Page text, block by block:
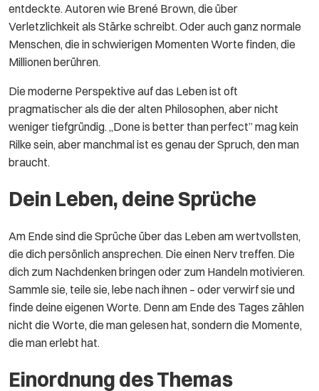
entdeckte. Autoren wie Brené Brown, die über
Verletzlichkeit als Stärke schreibt. Oder auch ganz normale
Menschen, die in schwierigen Momenten Worte finden, die
Millionen berühren.
Die moderne Perspektive auf das Leben ist oft
pragmatischer als die der alten Philosophen, aber nicht
weniger tiefgründig. „Done is better than perfect” mag kein
Rilke sein, aber manchmal ist es genau der Spruch, den man
braucht.
Dein Leben, deine Sprüche
Am Ende sind die Sprüche über das Leben am wertvollsten,
die dich persönlich ansprechen. Die einen Nerv treffen. Die
dich zum Nachdenken bringen oder zum Handeln motivieren.
Sammle sie, teile sie, lebe nach ihnen – oder verwirf sie und
finde deine eigenen Worte. Denn am Ende des Tages zählen
nicht die Worte, die man gelesen hat, sondern die Momente,
die man erlebt hat.
Einordnung des Themas